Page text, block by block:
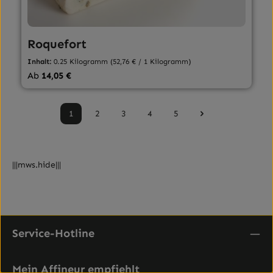
Roquefort
Inhalt:0.25 Kilogramm (52,76 € / 1 Kilogramm)
Regulärer Preis:
Ab 14,05 €
Seite
1
Seite
2
Seite
3
Seite
4
Seite
5
|||mws.hide|||
Service-Hotline
Mein Affineur empfiehlt